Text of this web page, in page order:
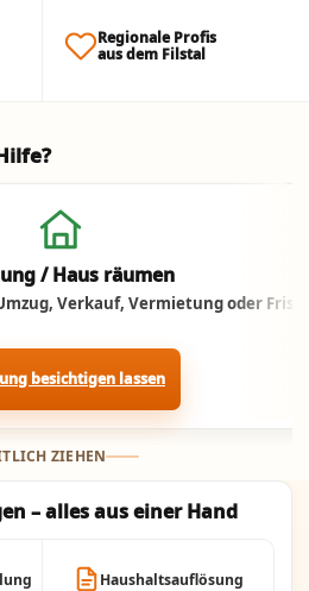
Jetzt anrufen
Regionale Profis
aus dem Filstal
/ Haus räumen
Verkauf, Vermietung oder Frist.
besichtigen lassen
ZIEHEN
– alles aus einer Hand
Haushaltsauflösung